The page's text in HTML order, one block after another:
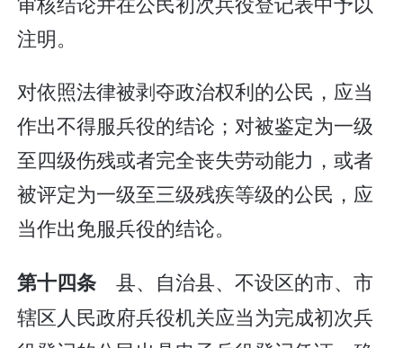
注明。
对依照法律被剥夺政治权利的公民，应当
作出不得服兵役的结论；对被鉴定为一级
至四级伤残或者完全丧失劳动能力，或者
被评定为一级至三级残疾等级的公民，应
当作出免服兵役的结论。
第十四条县、自治县、不设区的市、市
辖区人民政府兵役机关应当为完成初次兵